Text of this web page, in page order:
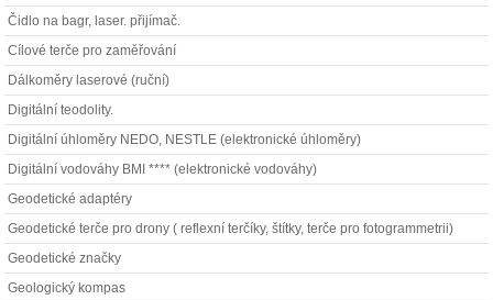
Čidlo na bagr, laser. přijímač.
Cílové terče pro zaměřování
Dálkoměry laserové (ruční)
Digitální teodolity.
Digitální úhloměry NEDO, NESTLE (elektronické úhloměry)
Digitální vodováhy BMI **** (elektronické vodováhy)
Geodetické adaptéry
Geodetické terče pro drony ( reflexní terčíky, štítky, terče pro fotogrammetrii)
Geodetické značky
Geologický kompas